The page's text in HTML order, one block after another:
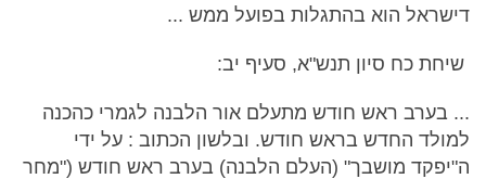
דישראל הוא בהתגלות בפועל ממש ...
שיחת כח סיון תנש"א, סעיף יב:
... בערב ראש חודש מתעלם אור הלבנה לגמרי כהכנה
למולד החדש בראש חודש. ובלשון הכתוב : על ידי
ה"יפקד מושבך" (העלם הלבנה) בערב ראש חודש ("מחר